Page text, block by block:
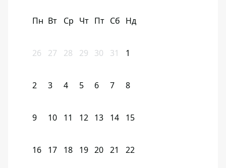
Пн Вт Ср Чт Пт Сб Нд
26 27 28 29 30 31 1
2 3 4 5 6 7 8
9 10 11 12 13 14 15
16 17 18 19 20 21 22